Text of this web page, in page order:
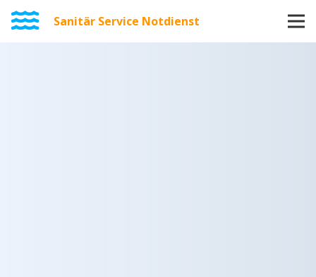
Sanitär Service Notdienst